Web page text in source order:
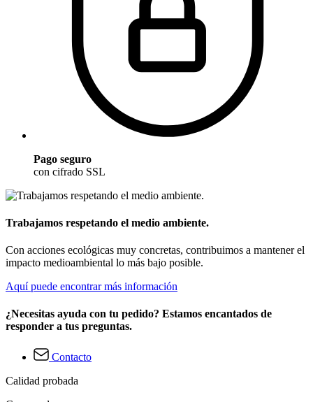
Pago seguro
con cifrado SSL
Trabajamos respetando el medio ambiente.
Con acciones ecológicas muy concretas, contribuimos a mantener el
impacto medioambiental lo más bajo posible.
Aquí puede encontrar más información
¿Necesitas ayuda con tu pedido? Estamos encantados de
responder a tus preguntas.
Contacto
Calidad probada